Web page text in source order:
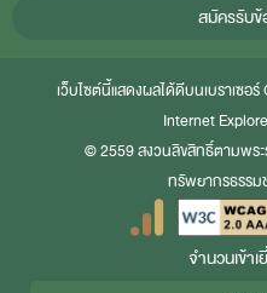
สมัครรับ
เว็บไซต์นี้แสดงผลได้ดีบนเบราเซอร์
Internet
© 2559 สงวนลิขสิทธิ์ตามพร
ทรัพยากรธรรม
จำนวนเข้า